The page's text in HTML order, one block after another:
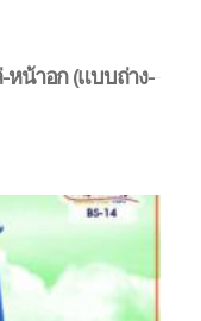
น้าอก (แบบถ่าง-